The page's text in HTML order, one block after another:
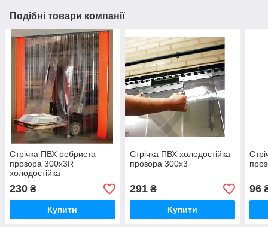
Подібні товари компанії
Стрічка ПВХ ребриста
прозора 300х3R
холодостійка
230 ₴
Купити
Стрічка ПВХ холодостійка
прозора 300х3
291₴
Купити
96